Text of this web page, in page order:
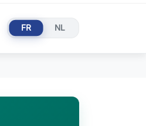
FR NL